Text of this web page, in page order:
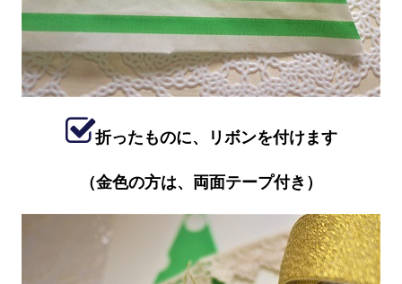
折ったものに、リボンを付けます
（金色の方は、両面テープ付き）